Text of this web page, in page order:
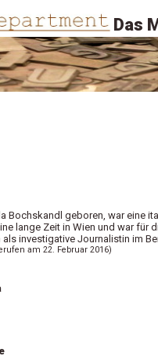
Das
Bochskandl geboren, war eine
lange Zeit in Wien und war
als investigative Journalistin im
am 22. Februar 2016)